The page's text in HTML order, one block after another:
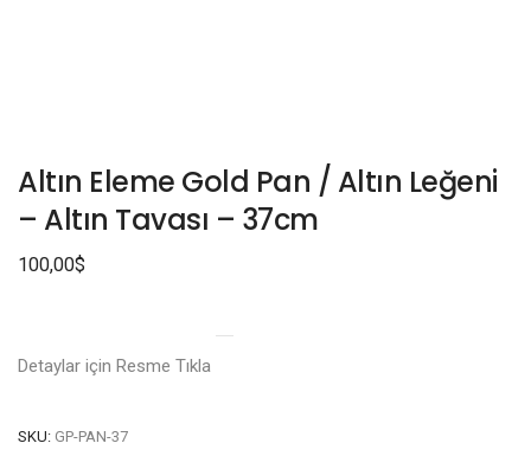
Altın Eleme Gold Pan / Altın Leğeni
– Altın Tavası – 37cm
100,00$
Detaylar için Resme Tıkla
SKU: GP-PAN-37